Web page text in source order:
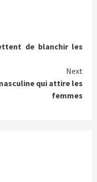
de blanchir les
Next
qui attire les
femmes